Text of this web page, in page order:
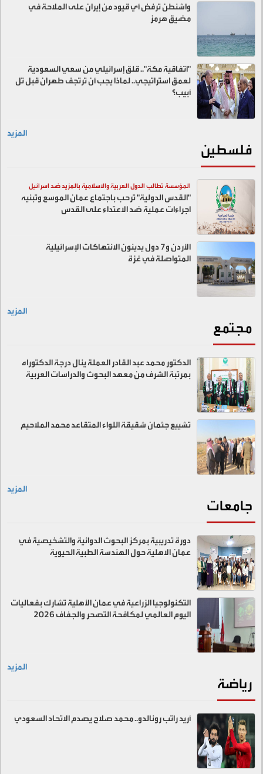
واشنطن ترفض أي قيود من إيران على الملاحة في
مضيق هرمز
"اتفاقية مكة".. قلق إسرائيلي من سعي السعودية
لعمق استراتيجي.. لماذا يجب أن ترتجف طهران قبل تل
أبيب؟
المزيد
فلسطين
المؤسسة تطالب الدول العربية والاسلامية بالمزيد ضد اسرائيل
"القدس الدولية" ترحب باجتماع عمان الموسع وتبنيه
اجراءات عملية ضد الاعتداء على القدس
الأردن و7 دول يدينون الانتهاكات الإسرائيلية
المتواصلة في غزة
المزيد
مجتمع
الدكتور محمد عبد القادر العملة ينال درجة الدكتوراه
بمرتبة الشرف من معهد البحوث والدراسات العربية
تشييع جثمان شقيقة اللواء المتقاعد محمد الملاحيم
المزيد
جامعات
دورة تدريبية بمركز البحوث الدوائية والتشخيصية في
عمان الاهلية حول الهندسة الطبية الحيوية
التكنولوجيا الزراعية في عمان الأهلية تشارك بفعاليات
اليوم العالمي لمكافحة التصحر والجفاف 2026
المزيد
رياضة
أريد راتب رونالدو.. محمد صلاح يصدم الاتحاد السعودي